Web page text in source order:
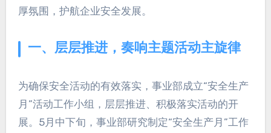
厚氛围，护航企业安全发展。
一、层层推进，奏响主题活动主旋律
为确保安全活动的有效落实，事业部成立“安全生产
月”活动工作小组，层层推进、积极落实活动的开
展。5月中下旬，事业部研究制定“安全生产月”工作